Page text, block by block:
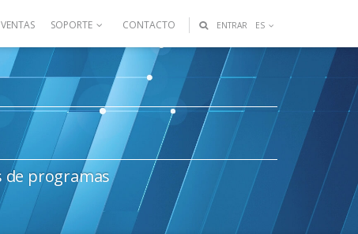
VENTAS SOPORTE CONTACTO ENTRAR ES
de programas